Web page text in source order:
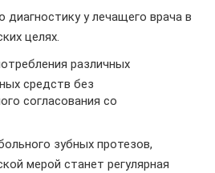
диагностику у лечащего врача в
целях.
различных
средств без
согласования со
зубных протезов,
мерой станет регулярная